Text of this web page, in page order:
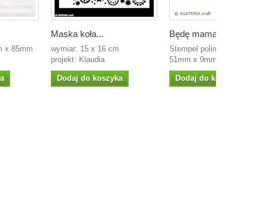
x 85mm
Maska koła...
wymiar: 15 x 16 cm
projekt: Klaudia
Dodaj do koszyka
Będę mamą !
Stempel polimerowy
51mm x 9mm projekt:...
Dodaj do koszyka